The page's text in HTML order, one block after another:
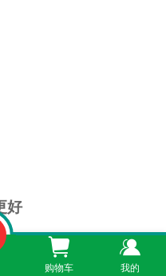
好
小时，是给孩子喝
购物车 我的